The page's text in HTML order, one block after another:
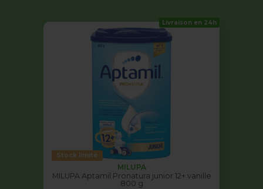
Livraison en 24h
Stock limité
MILUPA
MILUPA Aptamil Pronatura junior 12+ vanille
800 g